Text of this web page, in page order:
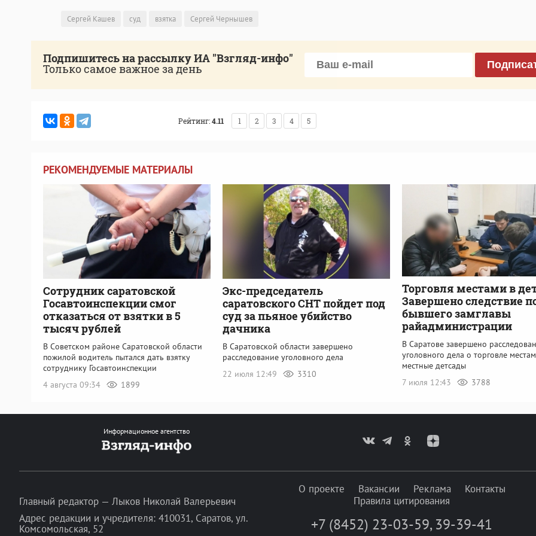
Сергей Кашев суд взятка Сергей Чернышев
Подпишитесь на рассылку ИА "Взгляд-инфо"
Только самое важное за день
Рейтинг:4.11 1 2 3 4 5
РЕКОМЕНДУЕМЫЕ МАТЕРИАЛЫ
Сотрудник саратовской
Госавтоинспекции смог
отказаться от взятки в 5
тысяч рублей
В Советском районе Саратовской области
пожилой водитель пытался дать взятку
сотруднику Госавтоинспекции
4 августа 09:34
1899
Экс-председатель
саратовского СНТ пойдет под
суд за пьяное убийство
дачника
В Саратовской области завершено
расследование уголовного дела
22 июля 12:49
3310
Торговля местами в
Завершено следствие
бывшего замглавы
райадминистрации
В Саратове завершено
уголовного дела о торговле
местные детсады
7 июля 12:43
3788
Информационное агентство
Главный редактор — Лыков Николай Валерьевич
Адрес редакции и учредителя: 410031, Саратов, ул.
Комсомольская, 52
О проекте Вакансии Реклама
Контакты
Правила цитирования
+7 (8452) 23-03-59, 39-39-41